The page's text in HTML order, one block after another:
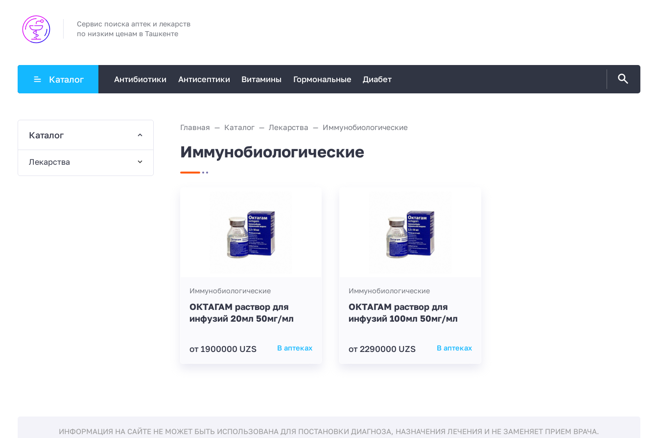
Сервис поиска аптек и лекарств
по низким ценам в Ташкенте
Каталог Антибиотики Антисептики Витамины Гормональные Диабет
Главная Каталог Лекарства Иммунобиологические
Иммунобиологические
Иммунобиологические
ОКТАГАМ раствор для
инфузий 20мл 50мг/мл
от 1900000 UZS В аптеках
Иммунобиологические
ОКТАГАМ раствор для
инфузий 100мл 50мг/мл
от 2290000 UZS В аптеках
Каталог
Лекарства
ИНФОРМАЦИЯ НА САЙТЕ НЕ МОЖЕТ БЫТЬ ИСПОЛЬЗОВАНА ДЛЯ ПОСТАНОВКИ ДИАГНОЗА, НАЗНАЧЕНИЯ ЛЕЧЕНИЯ И НЕ ЗАМЕНЯЕТ ПРИЕМ ВРАЧА.